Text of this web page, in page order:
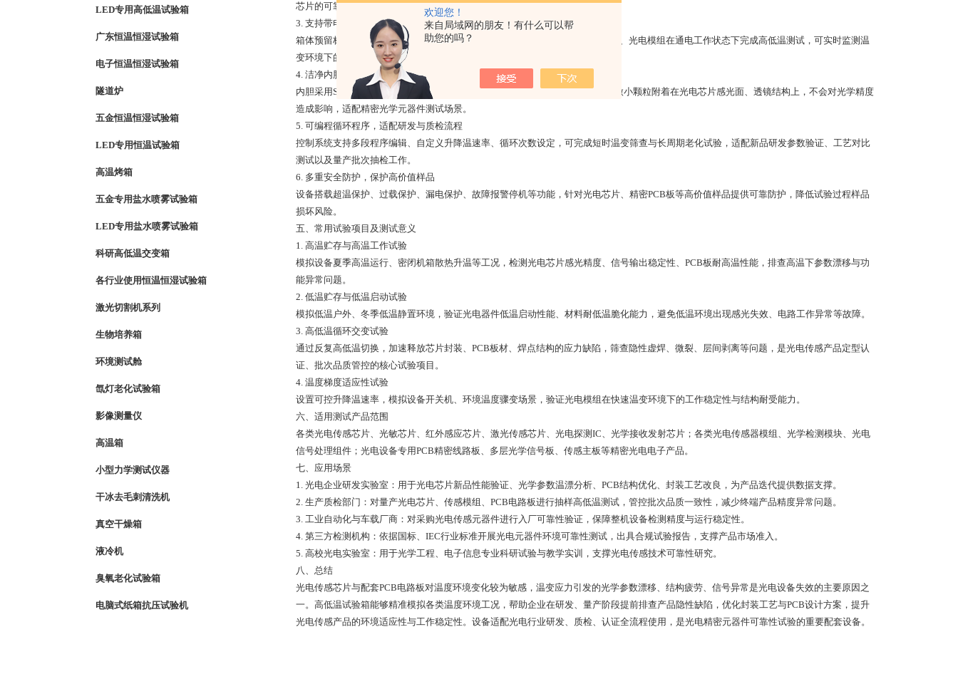
欢迎您！
来自局域网的朋友！有什么可以帮
助您的吗？
LED专用高低温试验箱
广东恒温恒湿试验箱
电子恒温恒湿试验箱
隧道炉
五金恒温恒湿试验箱
LED专用恒温试验箱
高温烤箱
五金专用盐水喷雾试验箱
LED专用盐水喷雾试验箱
科研高低温交变箱
各行业使用恒温恒湿试验箱
激光切割机系列
生物培养箱
环境测试舱
氙灯老化试验箱
影像测量仪
高温箱
小型力学测试仪器
干冰去毛刺清洗机
真空干燥箱
液冷机
臭氧老化试验箱
电脑式纸箱抗压试验机
芯片的可靠性验证标准。
3. 支持带电运行测试，贴合真实工况
箱体预留标准测试孔，可外接供电与信号采集线路，支持光电芯片、PCB电路板、光电模组在通电工作状态下完成高低温测试，可实时监测温
变环境下的光电参数、信号稳定性，真实还原产品实际工作状态。
4. 洁净内胆结构，保护精密光学器件
内胆采用SUS304不锈钢材质，表面光滑耐腐蚀，不易产生粉尘与杂质，可避免微小颗粒附着在光电芯片感光面、透镜结构上，不会对光学精度
造成影响，适配精密光学元器件测试场景。
5. 可编程循环程序，适配研发与质检流程
控制系统支持多段程序编辑、自定义升降温速率、循环次数设定，可完成短时温变筛查与长周期老化试验，适配新品研发参数验证、工艺对比
测试以及量产批次抽检工作。
6. 多重安全防护，保护高价值样品
设备搭载超温保护、过载保护、漏电保护、故障报警停机等功能，针对光电芯片、精密PCB板等高价值样品提供可靠防护，降低试验过程样品
损坏风险。
五、常用试验项目及测试意义
1. 高温贮存与高温工作试验
模拟设备夏季高温运行、密闭机箱散热升温等工况，检测光电芯片感光精度、信号输出稳定性、PCB板耐高温性能，排查高温下参数漂移与功
能异常问题。
2. 低温贮存与低温启动试验
模拟低温户外、冬季低温静置环境，验证光电器件低温启动性能、材料耐低温脆化能力，避免低温环境出现感光失效、电路工作异常等故障。
3. 高低温循环交变试验
通过反复高低温切换，加速释放芯片封装、PCB板材、焊点结构的应力缺陷，筛查隐性虚焊、微裂、层间剥离等问题，是光电传感产品定型认
证、批次品质管控的核心试验项目。
4. 温度梯度适应性试验
设置可控升降温速率，模拟设备开关机、环境温度骤变场景，验证光电模组在快速温变环境下的工作稳定性与结构耐受能力。
六、适用测试产品范围
各类光电传感芯片、光敏芯片、红外感应芯片、激光传感芯片、光电探测IC、光学接收发射芯片；各类光电传感器模组、光学检测模块、光电
信号处理组件；光电设备专用PCB精密线路板、多层光学信号板、传感主板等精密光电电子产品。
七、应用场景
1. 光电企业研发实验室：用于光电芯片新品性能验证、光学参数温漂分析、PCB结构优化、封装工艺改良，为产品迭代提供数据支撑。
2. 生产质检部门：对量产光电芯片、传感模组、PCB电路板进行抽样高低温测试，管控批次品质一致性，减少终端产品精度异常问题。
3. 工业自动化与车载厂商：对采购光电传感元器件进行入厂可靠性验证，保障整机设备检测精度与运行稳定性。
4. 第三方检测机构：依据国标、IEC行业标准开展光电元器件环境可靠性测试，出具合规试验报告，支撑产品市场准入。
5. 高校光电实验室：用于光学工程、电子信息专业科研试验与教学实训，支撑光电传感技术可靠性研究。
八、总结
光电传感芯片与配套PCB电路板对温度环境变化较为敏感，温变应力引发的光学参数漂移、结构疲劳、信号异常是光电设备失效的主要原因之
一。高低温试验箱能够精准模拟各类温度环境工况，帮助企业在研发、量产阶段提前排查产品隐性缺陷，优化封装工艺与PCB设计方案，提升
光电传感产品的环境适应性与工作稳定性。设备适配光电行业研发、质检、认证全流程使用，是光电精密元器件可靠性试验的重要配套设备。